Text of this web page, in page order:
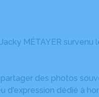
MÉTAYER
des photos
d'expression dédié à